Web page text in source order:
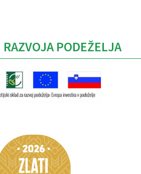
RAZVOJA PODEŽELJA